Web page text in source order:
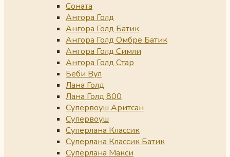
Соната
Ангора Голд
Ангора Голд Батик
Ангора Голд Омбре Батик
Ангора Голд Симли
Ангора Голд Стар
Беби Вул
Лана Голд
Лана Голд 800
Супервоуш Аритсан
Супервоуш
Суперлана Классик
Суперлана Классик Батик
Суперлана Макси